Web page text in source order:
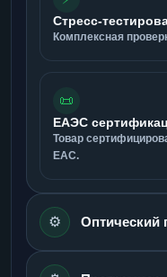
Стресс-
Комплексная
📜
ЕАЭС
Товар
ЕАС.
⚙️ Оптический